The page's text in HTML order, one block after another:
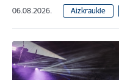
06.08.2026. Aizkraukle